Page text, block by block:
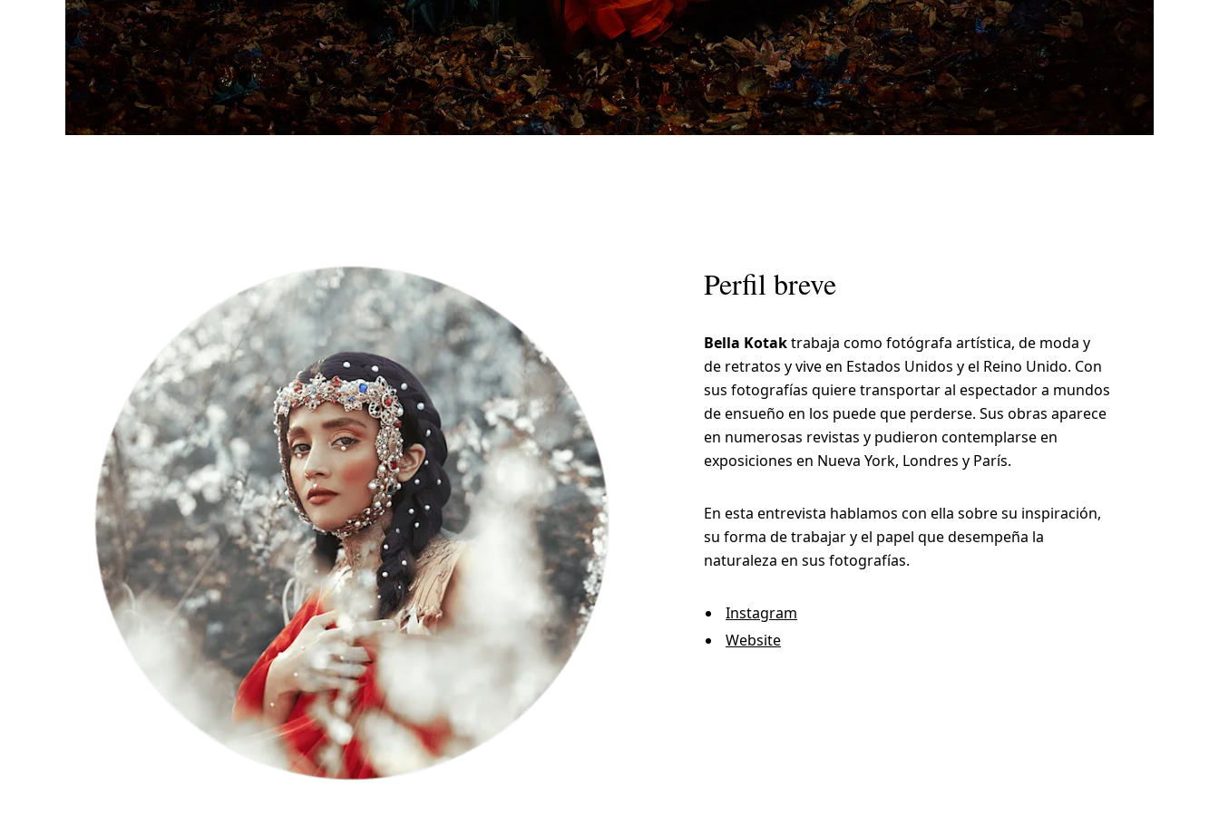
Perfil breve
Bella Kotaktrabaja como fotógrafa artística, de moda y
de retratos y vive en Estados Unidos y el Reino Unido. Con
sus fotografías quiere transportar al espectador a mundos
de ensueño en los puede que perderse. Sus obras aparece
en numerosas revistas y pudieron contemplarse en
exposiciones en Nueva York, Londres y París.
En esta entrevista hablamos con ella sobre su inspiración,
su forma de trabajar y el papel que desempeña la
naturaleza en sus fotografías.
Instagram
Website